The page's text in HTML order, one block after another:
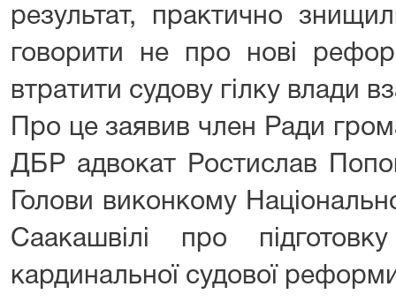
результат, практично
говорити не про нові
втратити судову гілку влади
Про це заявив член Ради
ДБР адвокат Ростислав
Голови виконкому
Саакашвілі про
кардинальної судової